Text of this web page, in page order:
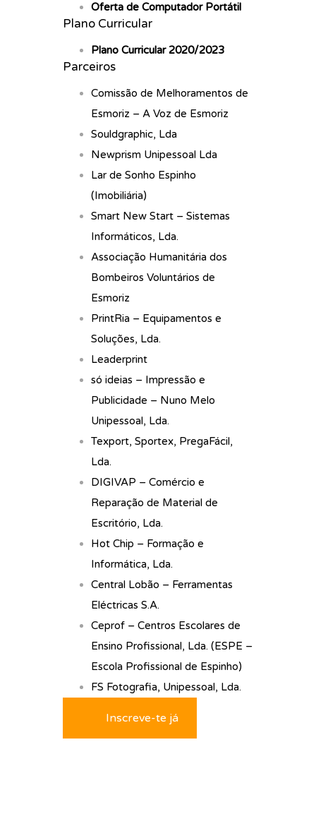
Oferta de Computador Portátil
Plano Curricular
Plano Curricular 2020/2023
Parceiros
Comissão de Melhoramentos de
Esmoriz – A Voz de Esmoriz
Souldgraphic, Lda
Newprism Unipessoal Lda
Lar de Sonho Espinho
(Imobiliária)
Smart New Start – Sistemas
Informáticos, Lda.
Associação Humanitária dos
Bombeiros Voluntários de
Esmoriz
PrintRia – Equipamentos e
Soluções, Lda.
Leaderprint
só ideias – Impressão e
Publicidade – Nuno Melo
Unipessoal, Lda.
Texport, Sportex, PregaFácil,
Lda.
DIGIVAP – Comércio e
Reparação de Material de
Escritório, Lda.
Hot Chip – Formação e
Informática, Lda.
Central Lobão – Ferramentas
Eléctricas S.A.
Ceprof – Centros Escolares de
Ensino Profissional, Lda. (ESPE –
Escola Profissional de Espinho)
FS Fotografia, Unipessoal, Lda.
Inscreve-te já